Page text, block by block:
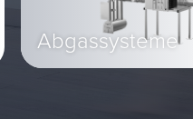
Abgassysteme